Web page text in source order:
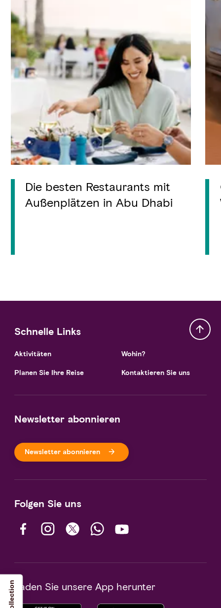
Die besten Restaurants mit
Außenplätzen in Abu Dhabi
Schnelle Links
Aktivitäten
Planen Sie Ihre Reise
Wohin?
Kontaktieren Sie uns
Newsletter abonnieren
Newsletter abonnieren
Folgen Sie uns
Laden Sie unsere App herunter